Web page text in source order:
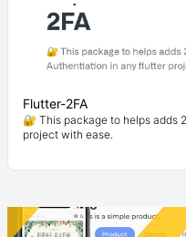
Flutter-2FA
🔐 This package to helps adds
project with ease.